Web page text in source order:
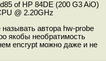
of HP 84DE (200 G3 AiO)
@ 2.20GHz
называть автора hw-probe
якобы необратимость
encrypt можно даже и не